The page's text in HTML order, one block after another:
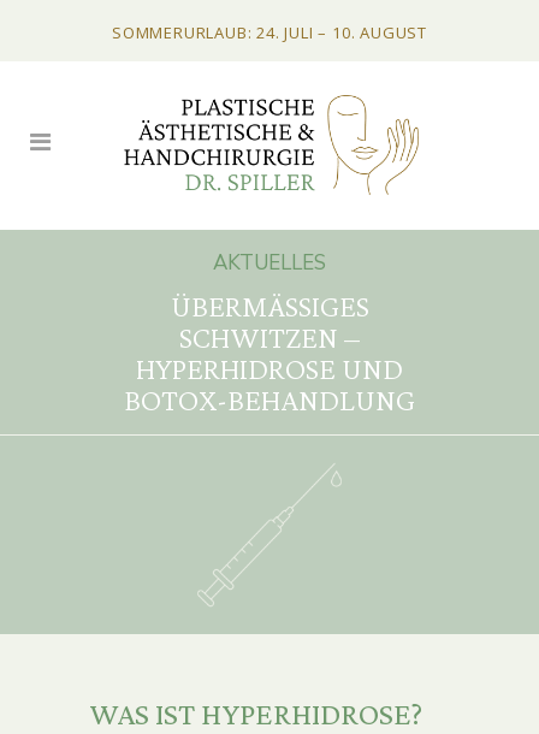
SOMMERURLAUB: 24. JULI – 10. AUGUST
AKTUELLES
ÜBERMÄSSIGES S
CHWITZEN – H
YPERHIDROSE UND B
OTOX-BEHANDLUNG
WAS IST HYPERHIDROSE?